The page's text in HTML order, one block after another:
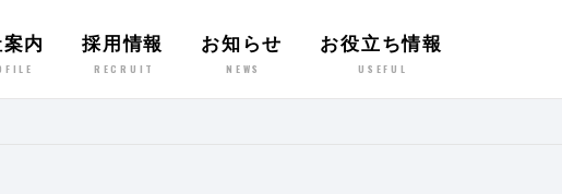
内 採用情報
RECRUIT
お知らせ
NEWS
お役立ち情報
USEFUL